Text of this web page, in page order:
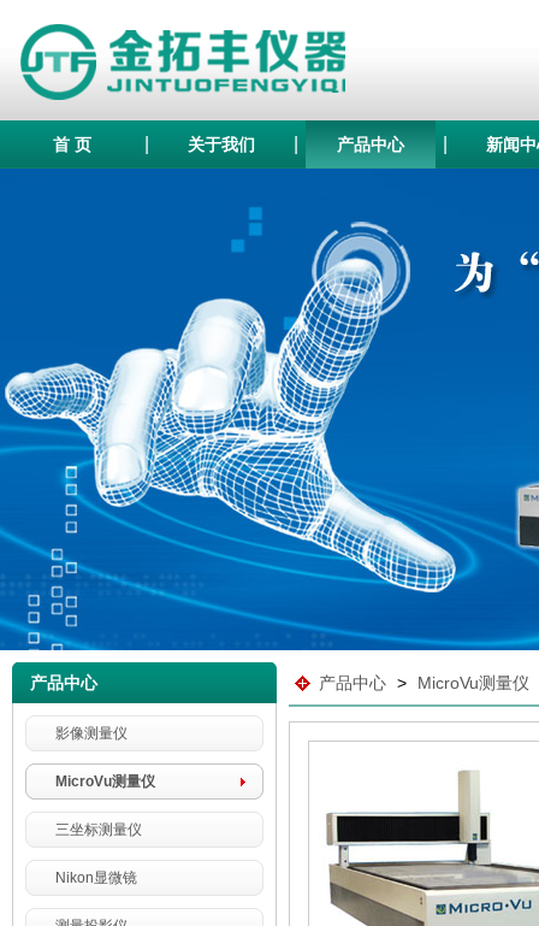
首 页 关于我们 产品中心 新闻
产品中心
影像测量仪
MicroVu测量仪
三坐标测量仪
Nikon显微镜
产品中心 > MicroVu测量仪